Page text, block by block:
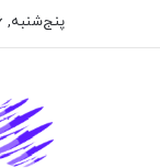
پنج‌شنبه, 6 آگوست 2026